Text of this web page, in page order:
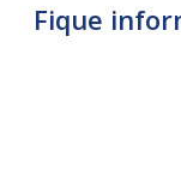
Fique